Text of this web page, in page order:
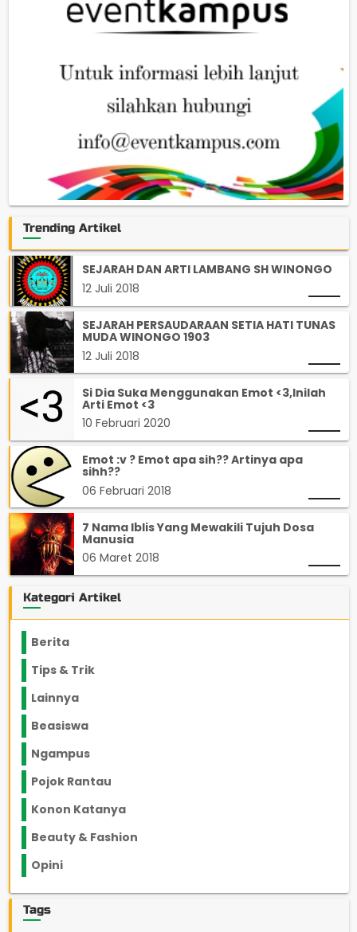
Trending Artikel
SEJARAH DAN ARTI LAMBANG SH WINONGO
12 Juli 2018
SEJARAH PERSAUDARAAN SETIA HATI TUNAS
MUDA WINONGO 1903
12 Juli 2018
Si Dia Suka Menggunakan Emot <3,Inilah
Arti Emot <3
10 Februari 2020
Emot :v ? Emot apa sih?? Artinya apa
sihh??
06 Februari 2018
7 Nama Iblis Yang Mewakili Tujuh Dosa
Manusia
06 Maret 2018
Kategori Artikel
Berita
Tips & Trik
Lainnya
Beasiswa
Ngampus
Pojok Rantau
Konon Katanya
Beauty & Fashion
Opini
Tags